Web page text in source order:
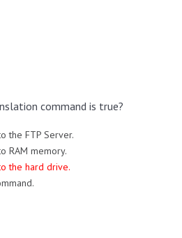
command is true?
the FTP Server.
RAM memory.
the hard drive.